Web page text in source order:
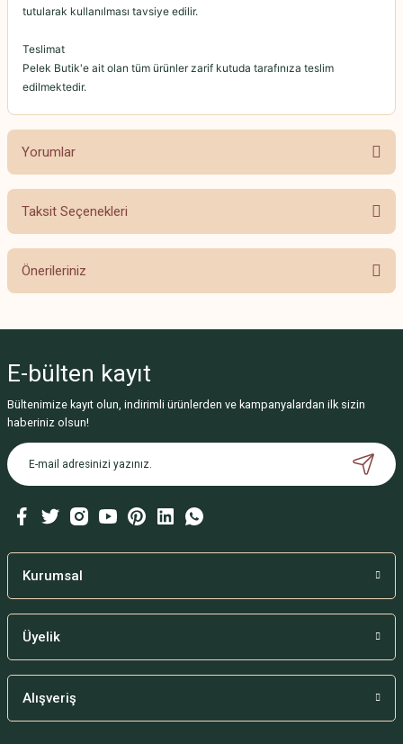
tutularak kullanılması tavsiye edilir.
Teslimat
Pelek Butik'e ait olan tüm ürünler zarif kutuda tarafınıza teslim
edilmektedir.
Yorumlar
Bu ürüne ilk yorumu siz yapın!
Taksit Seçenekleri
Önerileriniz
Görüş ve önerileriniz için teşekkür ederiz.
Ürün resmi kalitesiz, bozuk veya görüntülenemiyor.
Ürün açıklamasında eksik bilgiler bulunuyor.
Ürün bilgilerinde hatalar bulunuyor.
Bu ürüne benzer farklı alternatifler olmalı.
E-bülten kayıt
Bültenimize kayıt olun, indirimli ürünlerden ve kampanyalardan ilk sizin
haberiniz olsun!
Kurumsal
Üyelik
Alışveriş